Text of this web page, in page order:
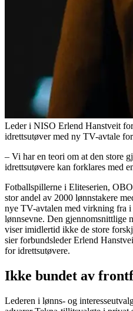
Leder i NISO Erlend Hanstveit
idrettsutøver med ny TV-avtale
– Vi har en teori om at den store
idrettsutøvere kan forklares med
Fotballspillerne i Eliteserien,
stor andel av 2000 lønnstakere
nye TV-avtalen med virkning fra i
lønnsevne. Den gjennomsnittlige
viser imidlertid ikke de store
sier forbundsleder Erlend
for idrettsutøvere.
Ikke bundet av
Lederen i lønns- og